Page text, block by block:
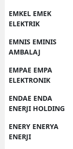
EMKEL EMEK
ELEKTRIK
EMNIS EMINIS
AMBALAJ
EMPAE EMPA
ELEKTRONIK
ENDAE ENDA
ENERJI HOLDING
ENERY ENERYA
ENERJI